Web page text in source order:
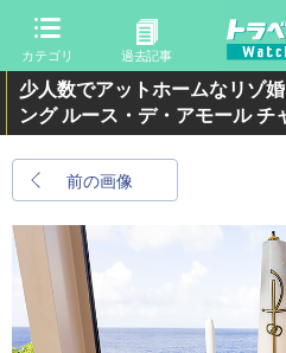
カテゴリ 過去記事
少人数でアットホームなリゾ
ング ルース・デ・アモール チ
前の画像